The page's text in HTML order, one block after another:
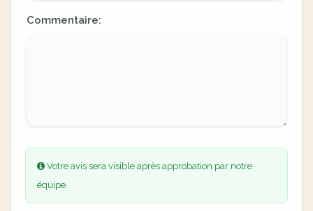
Commentaire:
Votre avis sera visible après approbation par notre
équipe.